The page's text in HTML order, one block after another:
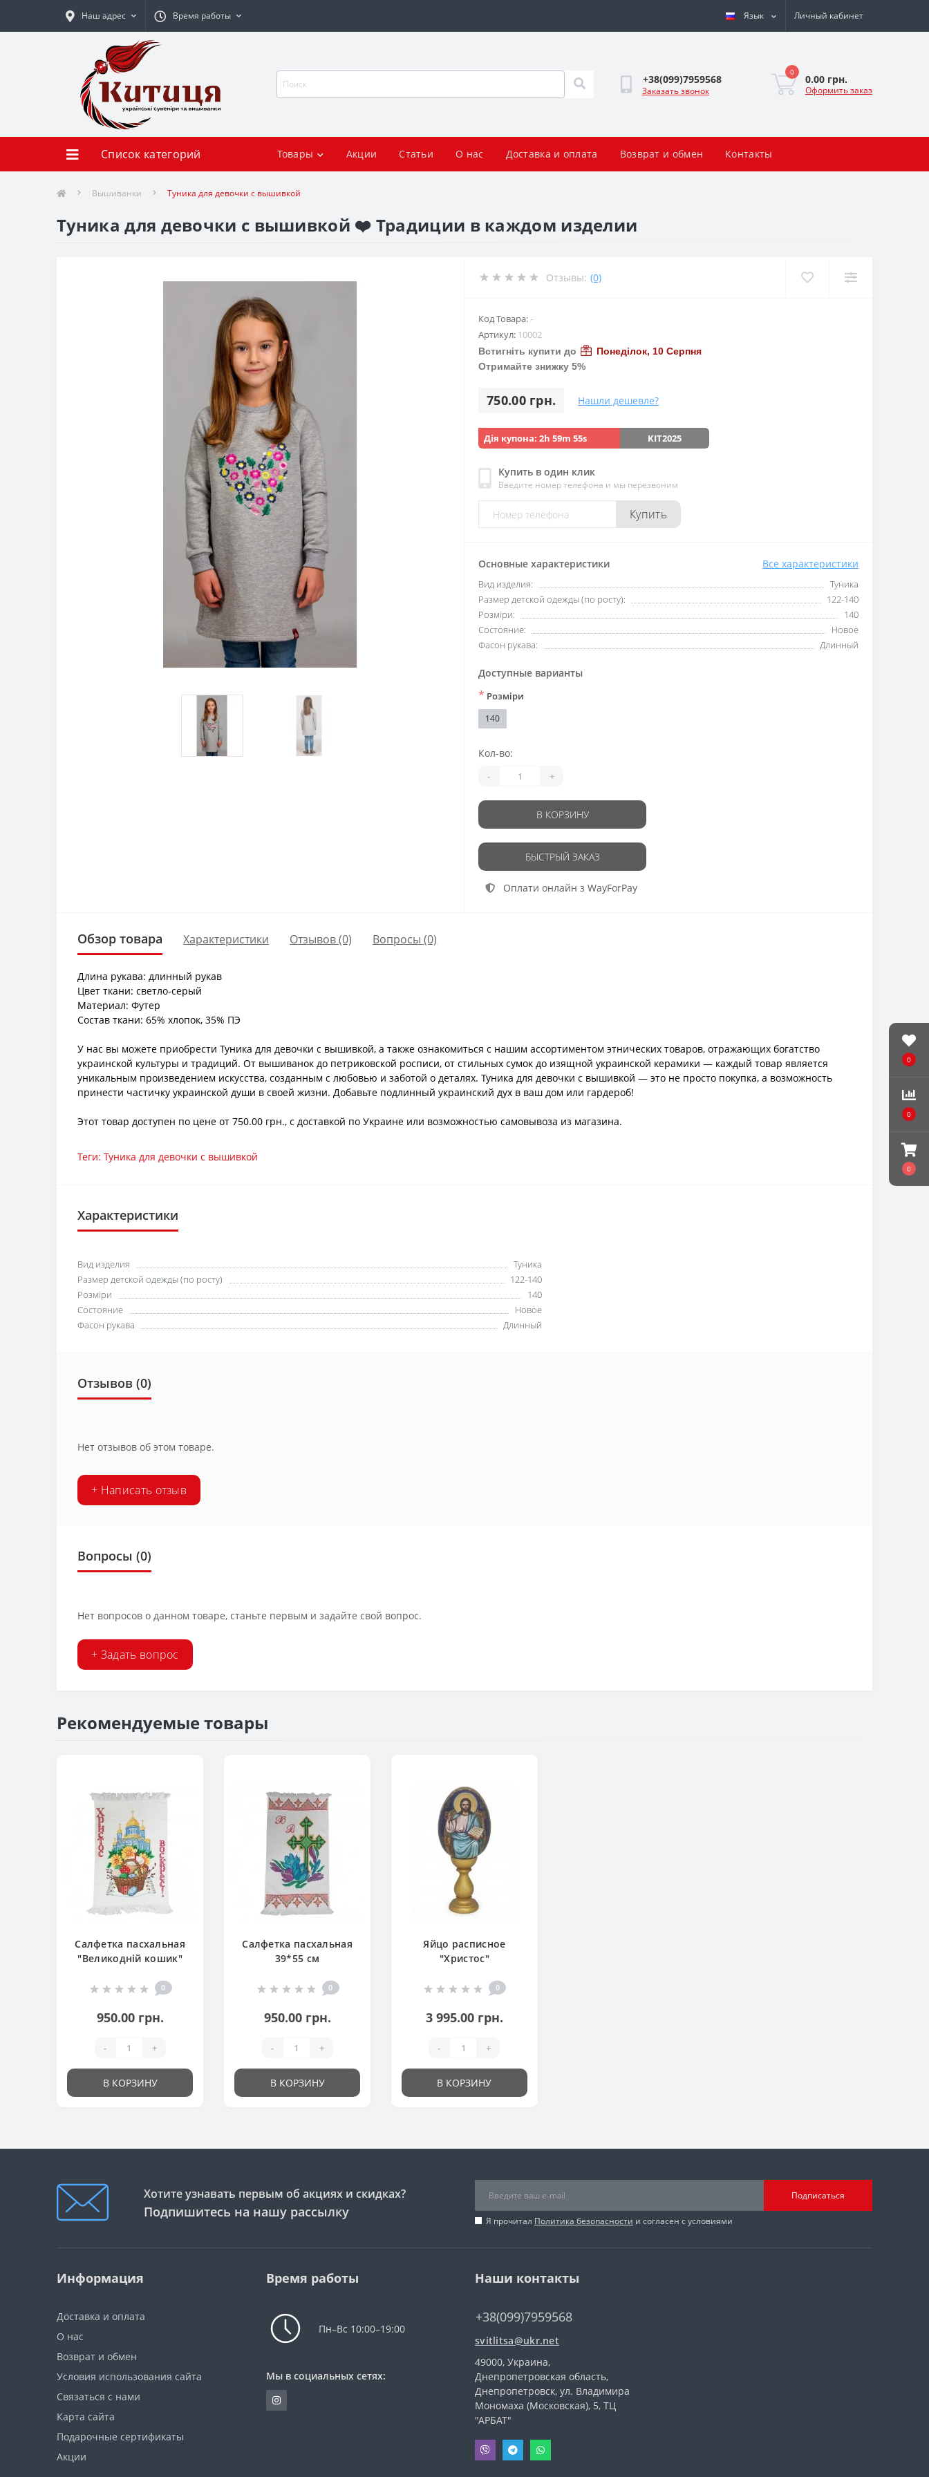
0
0
0
Наш адрес Время работы Язык Личный кабинет
+38(099)7959568
Заказать звонок
0
0.00 грн.
Оформить заказ
Список категорий Товары Акции Статьи О нас Доставка и оплата Возврат и обмен Контакты
Вышиванки Туника для девочки с вышивкой
Туника для девочки с вышивкой ❤️ Традиции в каждом изделии
Отзывы: (0)
Код Товара:-
Артикул: 10002
Встигніть купити до
Понеділок, 10 Серпня
Отримайте знижку 5%
750.00 грн. Нашли дешевле?
Дія купона: 2h 59m 53s KIT2025
Купить в один клик
Введите номер телефона и мы перезвоним
Купить
Основные характеристики Все характеристики
Вид изделия:
Туника
Размер детской одежды (по росту):
122-140
Розміри:
140
Состояние:
Новое
Фасон рукава:
Длинный
Доступные варианты
* Розміри
140
Кол-во:
- +
В КОРЗИНУ
БЫСТРЫЙ ЗАКАЗ
Оплати онлайн з WayForPay
Обзор товара Характеристики Отзывов (0) Вопросы (0)
Длина рукава: длинный рукав
Цвет ткани: светло-серый
Материал: Футер
Состав ткани: 65% хлопок, 35% ПЭ
У нас вы можете приобрести Туника для девочки с вышивкой, а также ознакомиться с нашим ассортиментом этнических товаров, отражающих богатство
украинской культуры и традиций. От вышиванок до петриковской росписи, от стильных сумок до изящной украинской керамики — каждый товар является
уникальным произведением искусства, созданным с любовью и заботой о деталях. Туника для девочки с вышивкой — это не просто покупка, а возможность
принести частичку украинской души в своей жизни. Добавьте подлинный украинский дух в ваш дом или гардероб!
Этот товар доступен по цене от 750.00 грн., с доставкой по Украине или возможностью самовывоза из магазина.
Теги:Туника для девочки с вышивкой
Характеристики
Вид изделия
Туника
Размер детской одежды (по росту)
122-140
Розміри
140
Состояние
Новое
Фасон рукава
Длинный
Отзывов (0)
Нет отзывов об этом товаре.
+ Написать отзыв
Вопросы (0)
Нет вопросов о данном товаре, станьте первым и задайте свой вопрос.
+ Задать вопрос
Рекомендуемые товары
Салфетка пасхальная
"Великодній кошик"
0
950.00 грн.
- +
В КОРЗИНУ
Салфетка пасхальная
39*55 см
0
950.00 грн.
- +
В КОРЗИНУ
Яйцо расписное
"Христос"
0
3 995.00 грн.
- +
В КОРЗИНУ
Хотите узнавать первым об акциях и скидках?
Подпишитесь на нашу рассылку
Подписаться
Я прочитал Политика безопасности и согласен с условиями
Информация
Доставка и оплата
О нас
Возврат и обмен
Условия использования сайта
Связаться с нами
Карта сайта
Подарочные сертификаты
Акции
Время работы
Пн–Вс 10:00–19:00
Мы в социальных сетях:
Наши контакты
+38(099)7959568
svitlitsa@ukr.net
49000, Украина,
Днепропетровская область,
Днепропетровск, ул. Владимира
Мономаха (Московская), 5, ТЦ
"АРБАТ"